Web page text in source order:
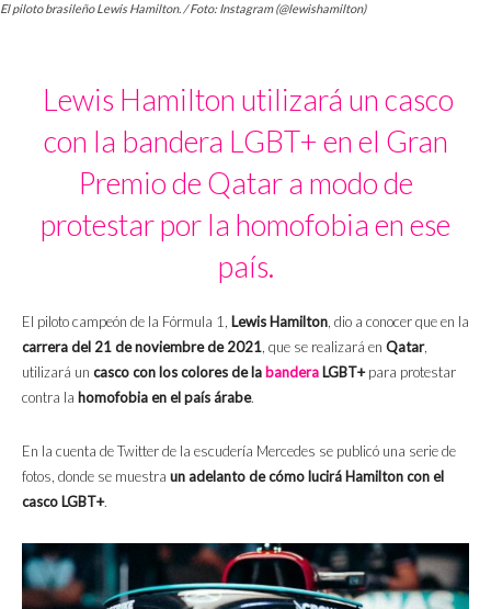
El piloto brasileño Lewis Hamilton. / Foto: Instagram (@lewishamilton)
Lewis Hamilton utilizará un casco
con la bandera LGBT+ en el Gran
Premio de Qatar a modo de
protestar por la homofobia en ese
país.
El piloto campeón de la Fórmula 1, Lewis Hamilton, dio a conocer que en la
carrera del 21 de noviembre de 2021, que se realizará en Qatar,
utilizará un casco con los colores de la bandera LGBT+para protestar
contra la homofobia en el país árabe.
En la cuenta de Twitter de la escudería Mercedes se publicó una serie de
fotos, donde se muestra un adelanto de cómo lucirá Hamilton con el
casco LGBT+.